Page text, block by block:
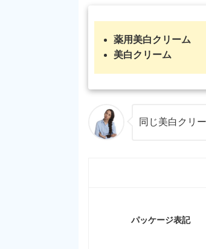
薬用美白クリーム
美白クリーム
同じ美白クリ
パッケージ表記